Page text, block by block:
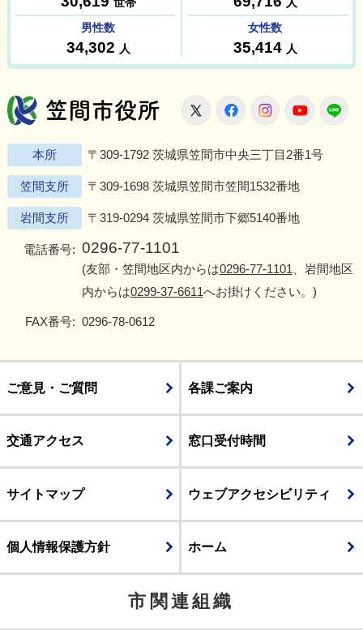
笠間市役所
X FacebookInstagram
本所 〒309-1792 茨城県笠間市中央三丁目2番1号
笠間支所 〒309-1698 茨城県笠間市笠間1532番地
岩間支所 〒319-0294 茨城県笠間市下郷5140番地
電話番号: 0296-77-1101
(友部・笠間地区内からは0296-77-1101 、岩間地区
内からは0299-37-6611へお掛けください。)
FAX番号: 0296-78-0612
ご意見・ご質問 各課ご案内
交通アクセス 窓口受付時間
サイトマップ ウェブアクセシビリティ
個人情報保護方針 ホーム
市関連組織